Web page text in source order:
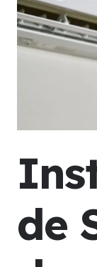
de